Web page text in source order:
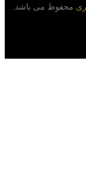
محفوظ می باشد.